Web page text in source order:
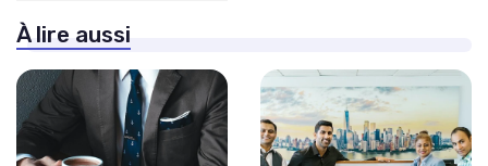
À lire aussi